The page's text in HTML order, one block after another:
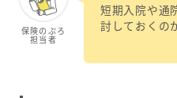
保険のぷろ
担当者
短期入院や通
討しておくの